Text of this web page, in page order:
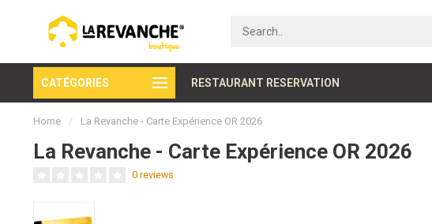
CATÉGORIES RESTAURANT RESERVATION
Secure payment
Home / La Revanche - Carte Expérience OR 2026
La Revanche - Carte Expérience OR 2026
0 reviews